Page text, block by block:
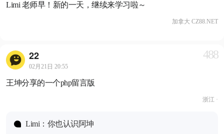
Limi 老师早！新的一天，继续来学习啦～
加拿大 CZ88.NET
22
02月21日 20:55
488
王坤分享的一个php留言版
浙江 ·
Limi：你也认识阿坤